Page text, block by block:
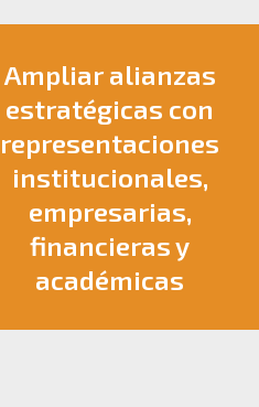
Ampliar alianzas
estratégicas con
representaciones
institucionales,
empresarias,
financieras y
académicas